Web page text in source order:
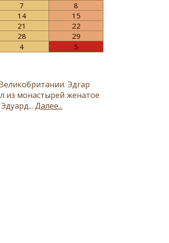
7
8
14
15
21
22
28
29
4 5
Эдгар
из монастырей женатое
Далее...